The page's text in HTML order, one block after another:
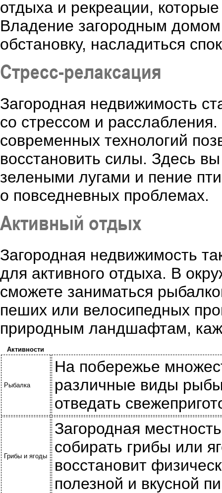
отдыха и рекреации,
Владение загородным
обстановку, насладиться
Стресс-релаксация
Загородная недвижимость
со стрессом и
современных технологий
восстановить силы. Здесь
зелеными лугами и пение
о повседневных проблемах.
Активный отдых
Загородная недвижимость
для активного отдыха. В
сможете заниматься
пеших или велосипедных
природным ландшафтам,
Активности
Рыбалка
На побережье
различные виды
отведать
Грибы и ягоды
Загородная
собирать грибы или
восстановит
полезной и вкусной